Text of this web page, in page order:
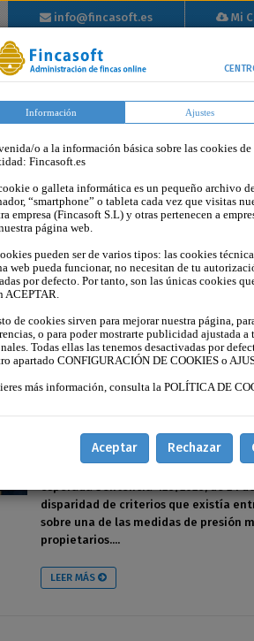
info@fincasoft.es
info@fincasoft.es
Mi
Inicio
Horizontal
TRIBUNAL
SUMINISTROS EN
OCUPADAS
DELITO DE
AGREGADO EL 31 DE JULIO DE 2026
esperada Sentencia 426/2026, de 24
disparidad de criterios que existía
sobre una de las medidas de presión
propietarios....
LEER MÁS
Información Ajustes
o a la información básica sobre las cookies
Fincasoft.es
o galleta informática es un pequeño archivo
“smartphone” o tableta cada vez que visitas
empresa (Fincasoft S.L) y otras pertenecen a
página web.
pueden ser de varios tipos: las cookies
web pueda funcionar, no necesitan de tu
por defecto. Por tanto, son las únicas cookies
ACEPTAR.
de cookies sirven para mejorar nuestra página,
o para poder mostrarte publicidad ajustada a
Todas ellas las tenemos desactivadas por
apartado CONFIGURACIÓN DE COOKIES o
más información, consulta la POLÍTICA DE
Aceptar Rechazar